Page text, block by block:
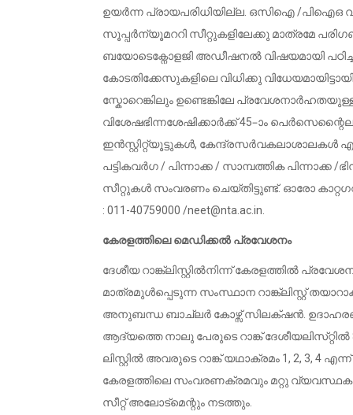
ഉയർന്ന പ്രായപരിധിയില്ല. ഒസിഐ /
സൂപ്പർന്യൂമററി സീറ്റുകളിലേക്കു മാത്രമേ
ബയോടെക്നോളജി അഡീഷനൽ വിഷയമായി
കോടതിക്കേസുകളിലെ വിധിക്കു
സ്കോറെങ്കിലും ഉണ്ടെങ്കിലേ
വിശേഷഭിന്നശേഷിക്കാർക്ക് 45–ാം
ഇൻസ്റ്റിറ്റ്യൂട്ടുകൾ, കേന്ദ്രസർവകലാശാലകൾ
പട്ടികവർഗ / പിന്നാക്ക / സാമ്പത്തിക പിന്നാക്ക /
സീറ്റുകൾ സംവരണം ചെയ്‌തിട്ടുണ്ട്. ഓരോ
: 011-40759000 /neet@nta.ac.in
കേരളത്തിലെ മെഡിക്കൽ പ്രവേശനം
ദേശീയ റാങ്ക്‌ലിസ്റ്റിൽനിന്ന് കേരളത്തിൽ
മാത്രമുൾപ്പെടുന്ന സംസ്ഥാന റാങ്ക്‌ലിസ്റ്റ്
അനുബന്ധ ബാച്‌ലർ കോഴ്സ് സിലക്‌ഷൻ.
ആദ്യത്തെ നാലു പേരുടെ റാങ്ക്
ലിസ്റ്റിൽ അവരുടെ റാങ്ക് യഥാക്രമം 1, 2, 3, 4
കേരളത്തിലെ സംവരണക്രമവും മറ്റു
സീറ്റ് അലോട്മെന്റും നടത്തും.